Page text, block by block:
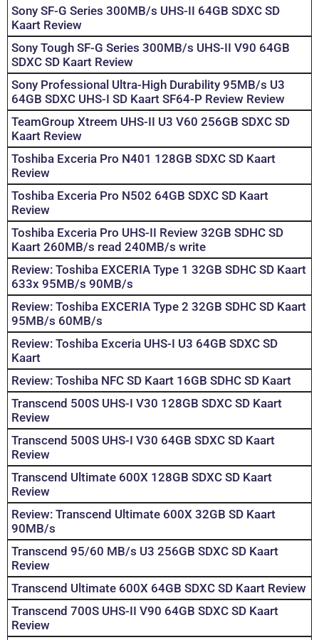
Sony SF-G Series 300MB/s UHS-II 64GB SDXC SD
Kaart Review
Sony Tough SF-G Series 300MB/s UHS-II V90 64GB
SDXC SD Kaart Review
Sony Professional Ultra-High Durability 95MB/s U3
64GB SDXC UHS-I SD Kaart SF64-P Review Review
TeamGroup Xtreem UHS-II U3 V60 256GB SDXC SD
Kaart Review
Toshiba Exceria Pro N401 128GB SDXC SD Kaart
Review
Toshiba Exceria Pro N502 64GB SDXC SD Kaart
Review
Toshiba Exceria Pro UHS-II Review 32GB SDHC SD
Kaart 260MB/s read 240MB/s write
Review: Toshiba EXCERIA Type 1 32GB SDHC SD Kaart
633x 95MB/s 90MB/s
Review: Toshiba EXCERIA Type 2 32GB SDHC SD Kaart
95MB/s 60MB/s
Review: Toshiba Exceria UHS-I U3 64GB SDXC SD
Kaart
Review: Toshiba NFC SD Kaart 16GB SDHC SD Kaart
Transcend 500S UHS-I V30 128GB SDXC SD Kaart
Review
Transcend 500S UHS-I V30 64GB SDXC SD Kaart
Review
Transcend Ultimate 600X 128GB SDXC SD Kaart
Review
Review: Transcend Ultimate 600X 32GB SD Kaart
90MB/s
Transcend 95/60 MB/s U3 256GB SDXC SD Kaart
Review
Transcend Ultimate 600X 64GB SDXC SD Kaart Review
Transcend 700S UHS-II V90 64GB SDXC SD Kaart
Review